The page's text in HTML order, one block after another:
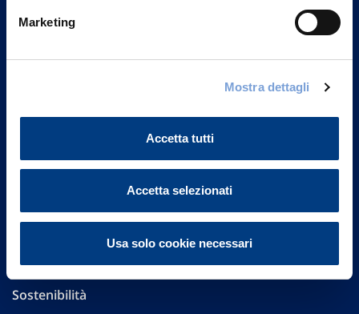
Marketing
Mostra dettagli
Accetta tutti
Accetta selezionati
Usa solo cookie necessari
Investor Relations
Sostenibilità